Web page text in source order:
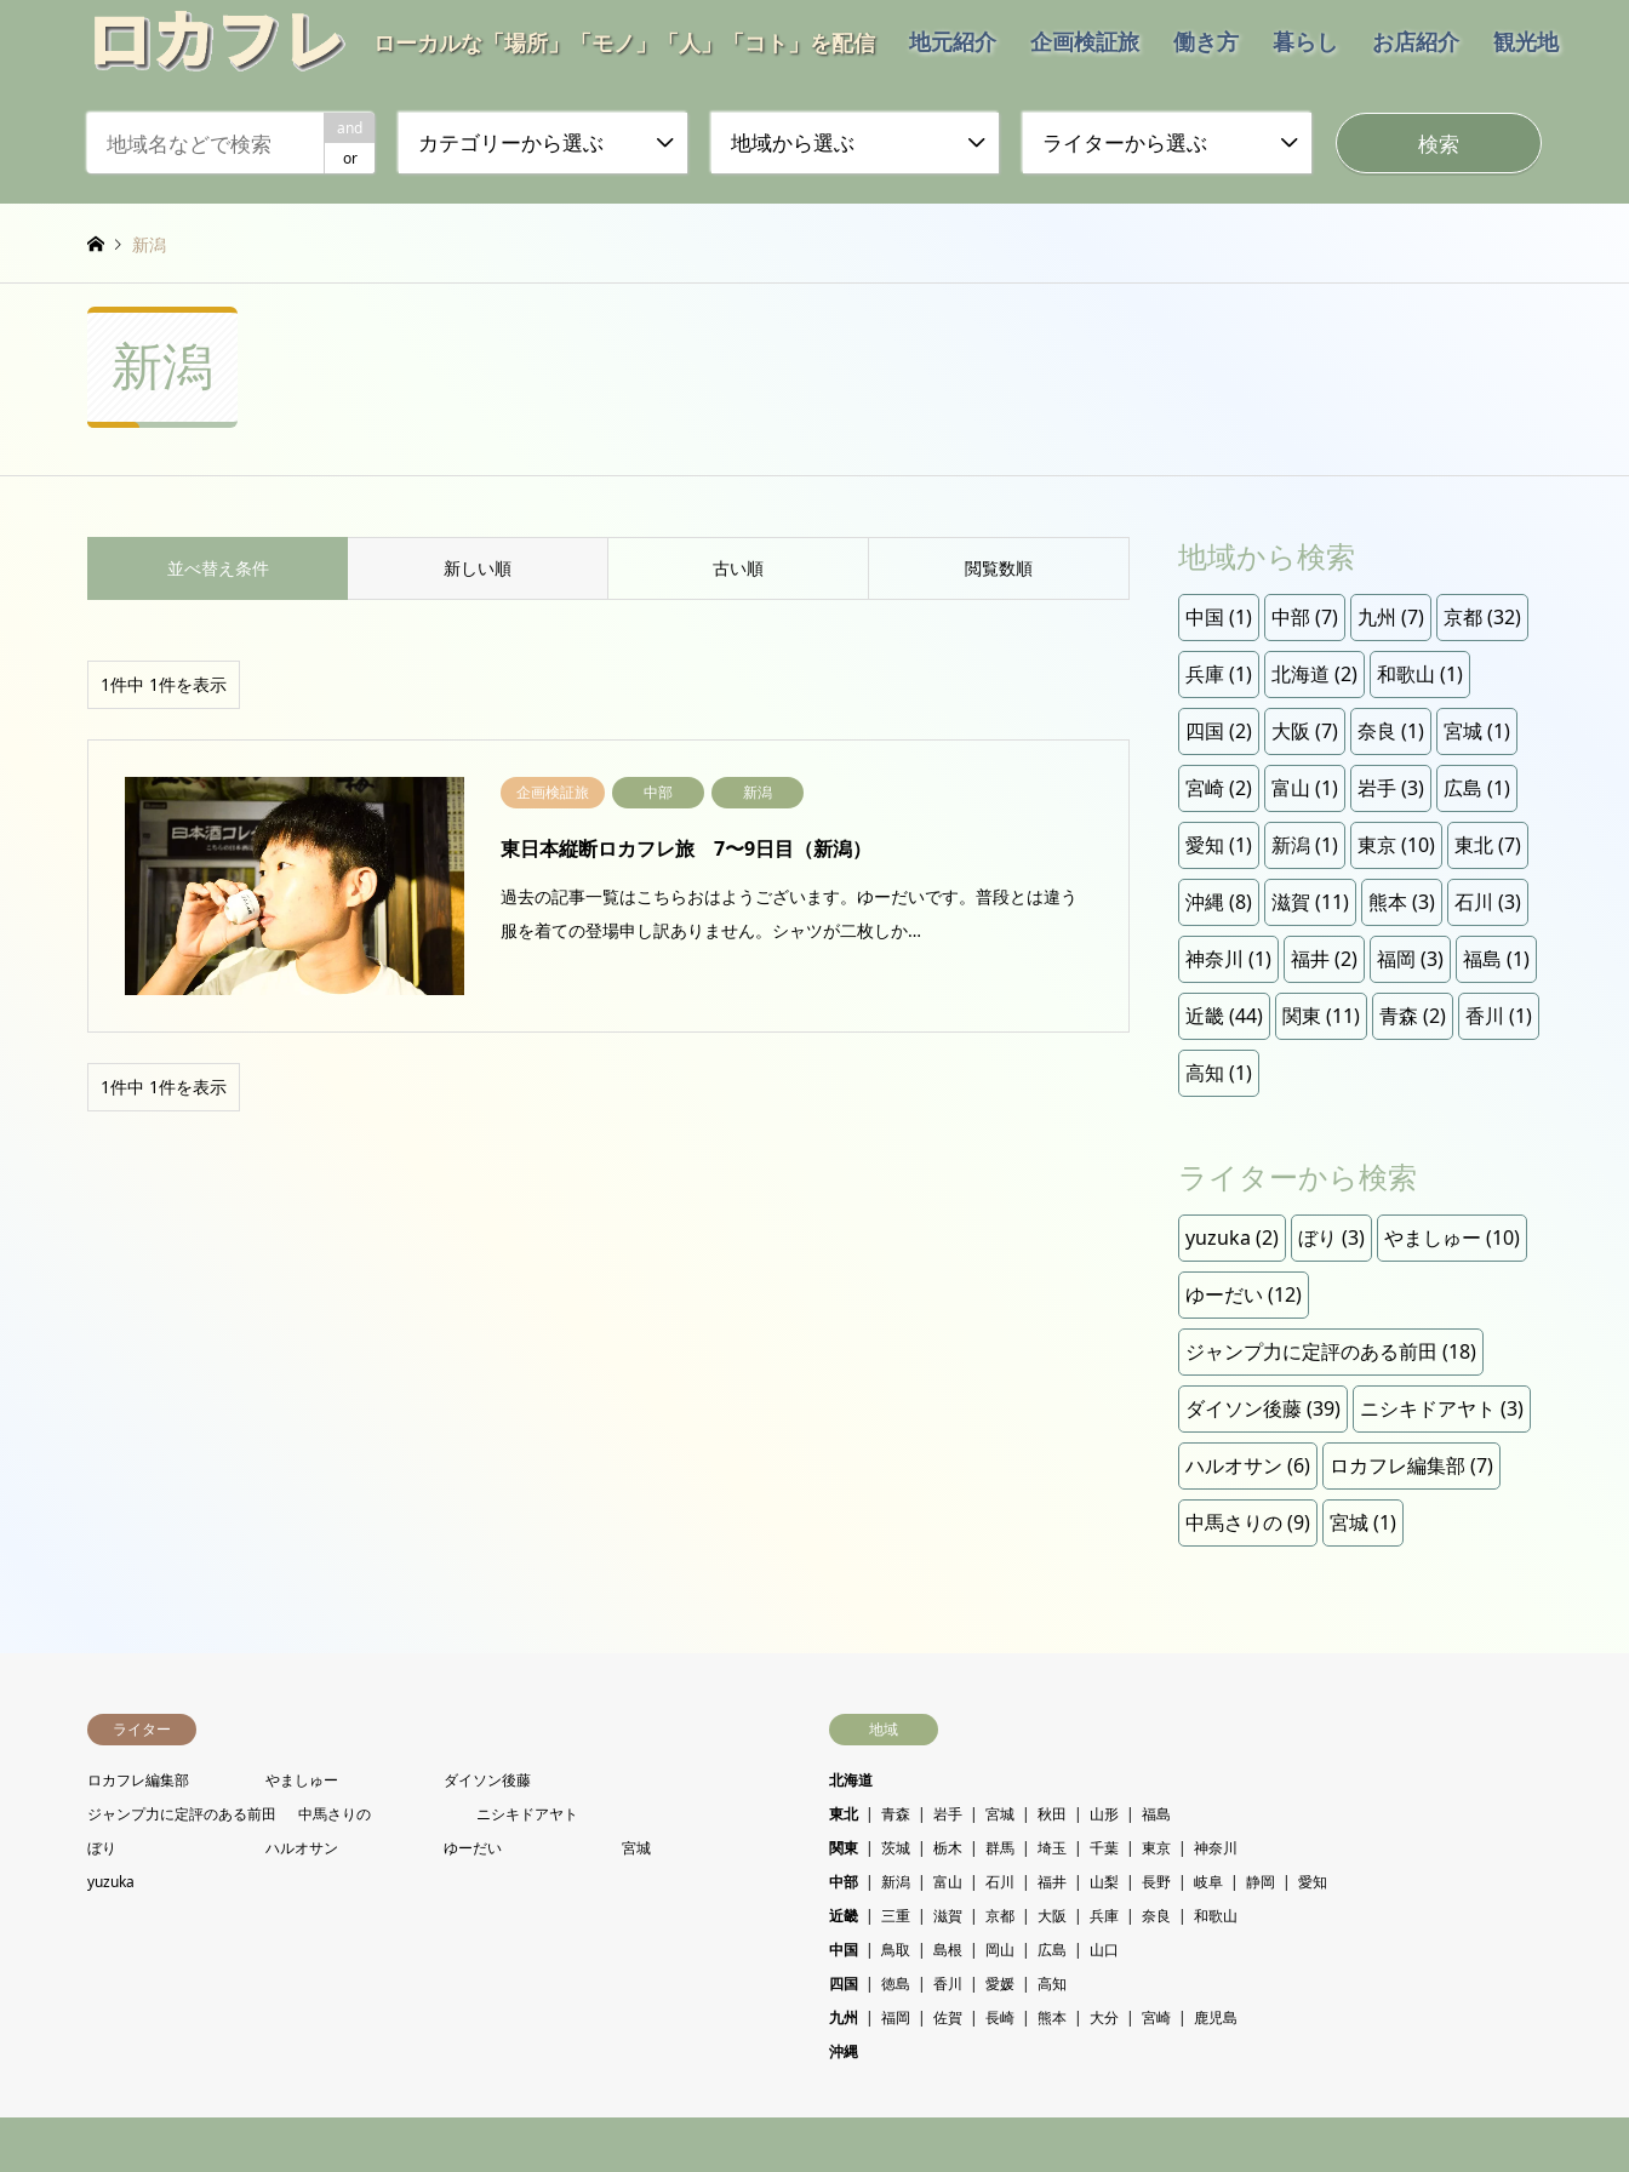
ローカルな「場所」「モノ」「人」「コト」を配信 地元紹介 企画検証旅 働き方 暮らし お店紹介 観光地
and
or
カテゴリーから選ぶ 地域から選ぶ ライターから選ぶ
新潟
新潟
並べ替え条件 新しい順 古い順 閲覧数順
1件中 1件を表示
企画検証旅 中部 新潟
東日本縦断ロカフレ旅 7〜9日目（新潟）
過去の記事一覧はこちらおはようございます。ゆーだいです。普段とは違う
服を着ての登場申し訳ありません。シャツが二枚しか…
1件中 1件を表示
地域から検索
中国 (1) 中部 (7) 九州 (7) 京都(32)
兵庫(1) 北海道 (2) 和歌山 (1)
四国 (2) 大阪 (7) 奈良 (1) 宮城(1)
宮崎(2) 富山 (1) 岩手(3) 広島 (1)
愛知 (1) 新潟(1) 東京(10) 東北(7)
沖縄(8) 滋賀 (11) 熊本(3) 石川 (3)
神奈川 (1) 福井(2) 福岡 (3) 福島 (1)
近畿(44) 関東 (11) 青森 (2) 香川 (1)
高知 (1)
ライターから検索
yuzuka (2) ぼり (3) やましゅー (10)
ゆーだい (12)
ジャンプ力に定評のある前田 (18)
ダイソン後藤(39) ニシキドアヤト (3)
ハルオサン (6) ロカフレ編集部 (7)
中馬さりの(9) 宮城(1)
ライター
ロカフレ編集部 やましゅー
ダイソン後藤
ジャンプ力に定評のある前田
中馬さりの
ニシキドアヤト
ぼり
ハルオサン ゆーだい
宮城
yuzuka
地域
北海道
東北
青森 岩手 宮城 秋田 山形
福島
関東
茨城 栃木 群馬 埼玉 千葉 東京
神奈川
中部
新潟 富山 石川 福井 山梨 長野 岐阜 静岡
愛知
近畿
三重 滋賀 京都 大阪 兵庫 奈良
和歌山
中国
鳥取 島根 岡山 広島
山口
四国
徳島 香川 愛媛
高知
九州
福岡 佐賀 長崎 熊本 大分 宮崎
鹿児島
沖縄